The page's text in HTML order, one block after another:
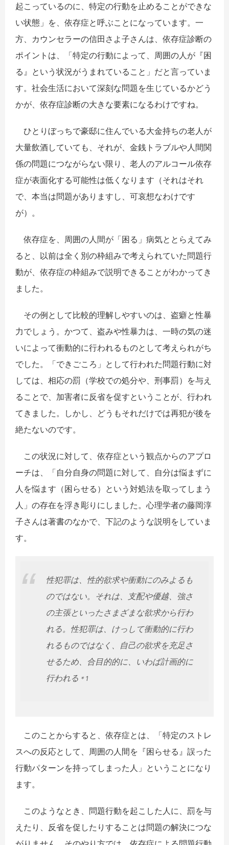
起こっているのに、特定の行動を止めることができな
い状態」を、依存症と呼ぶことになっています。一
方、カウンセラーの信田さよ子さんは、依存症診断の
ポイントは、「特定の行動によって、周囲の人が『困
る』という状況がうまれていること」だと言っていま
す。社会生活において深刻な問題を生じているかどう
かが、依存症診断の大きな要素になるわけですね。
ひとりぼっちで豪邸に住んでいる大金持ちの老人が
大量飲酒していても、それが、金銭トラブルや人間関
係の問題につながらない限り、老人のアルコール依存
症が表面化する可能性は低くなります（それはそれ
で、本当は問題がありますし、可哀想なわけです
が）。
依存症を、周囲の人間が「困る」病気ととらえてみ
ると、以前は全く別の枠組みで考えられていた問題行
動が、依存症の枠組みで説明できることがわかってき
ました。
その例として比較的理解しやすいのは、盗癖と性暴
力でしょう。かつて、盗みや性暴力は、一時の気の迷
いによって衝動的に行われるものとして考えられがち
でした。「できごころ」として行われた問題行動に対
しては、相応の罰（学校での処分や、刑事罰）を与え
ることで、加害者に反省を促すということが、行われ
てきました。しかし、どうもそれだけでは再犯が後を
絶たないのです。
この状況に対して、依存症という観点からのアプロ
ーチは、「自分自身の問題に対して、自分は悩まずに
人を悩ます（困らせる）という対処法を取ってしまう
人」の存在を浮き彫りにしました。心理学者の藤岡淳
子さんは著書のなかで、下記のような説明をしていま
す。
性犯罪は、性的欲求や衝動にのみよるも
のではない。それは、支配や優越、強さ
の主張といったさまざまな欲求から行わ
れる。性犯罪は、けっして衝動的に行わ
れるものではなく、自己の欲求を充足さ
せるため、合目的的に、いわば計画的に
行われる ＊1
このことからすると、依存症とは、「特定のストレ
スへの反応として、周囲の人間を『困らせる』誤った
行動パターンを持ってしまった人」ということになり
ます。
このようなとき、問題行動を起こした人に、罰を与
えたり、反省を促したりすることは問題の解決につな